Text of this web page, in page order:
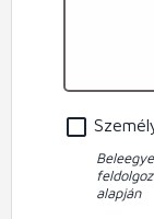
alapján